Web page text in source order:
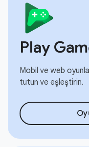
Play
Mobil ve web
tutun ve eşleştirin.